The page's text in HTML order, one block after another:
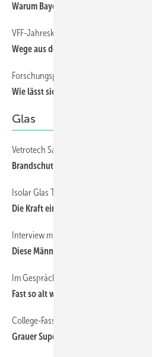
Warum Bayerwald auf Alumat-
VFF-Jahreskongress Inside 2024
Wege aus der Krise formuliert
Forschungsprojekt
Wie lässt sich Blei aus dem PVC-
Glas
Vetrotech Saint-Gobain
Brandschutz-Glas Contraflam 30
Isolar Glas Tagung 2024
Die Kraft einer starken Gemeinschaft
Interview mit Biesse Glass
Diese Männer optimieren ihren Betrieb
Im Gespräch mit Günter Weidemann
Fast so alt wie das Jahrhundert
College-Fassade in Berkeley
Grauer Superspacer, grauer